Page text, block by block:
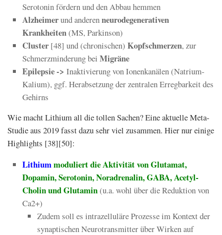
Serotonin fördern und den Abbau hemmen
Alzheimerund anderenneurodegenerativen
Krankheiten(MS, Parkinson)
Cluster [48] und (chronischen) Kopfschmerzen, zur
Schmerzminderung bei Migräne
Epilepsie -> Inaktivierung von Ionenkanälen (Natrium-
Kalium), ggf. Herabsetzung der zentralen Erregbarkeit des
Gehirns
Wie macht Lithium all die tollen Sachen? Eine aktuelle Meta-
Studie aus 2019 fasst dazu sehr viel zusammen. Hier nur einige
Highlights [38][50]:
Lithiummoduliert die Aktivität von Glutamat,
Dopamin, Serotonin, Noradrenalin, GABA, Acetyl-
Cholin und Glutamin(u.a. wohl über die Reduktion von
Ca2+)
Zudem soll es intrazelluläre Prozesse im Kontext der
synaptischen Neurotransmitter über Wirken auf